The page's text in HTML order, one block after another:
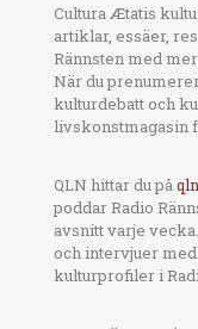
Cultura Ætatis
artiklar, essäer,
Rännsten med
När du
kulturdebatt och
livskonstmagasin
QLN hittar du på
poddar Radio
avsnitt varje
och intervjuer
kulturprofiler i